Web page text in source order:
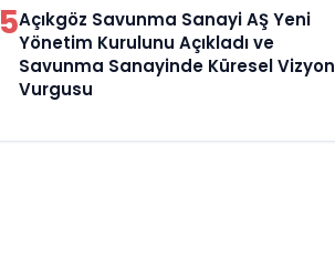
5Açıkgöz Savunma Sanayi AŞ Yeni
Yönetim Kurulunu Açıkladı ve
Savunma Sanayinde Küresel Vizyon
Vurgusu